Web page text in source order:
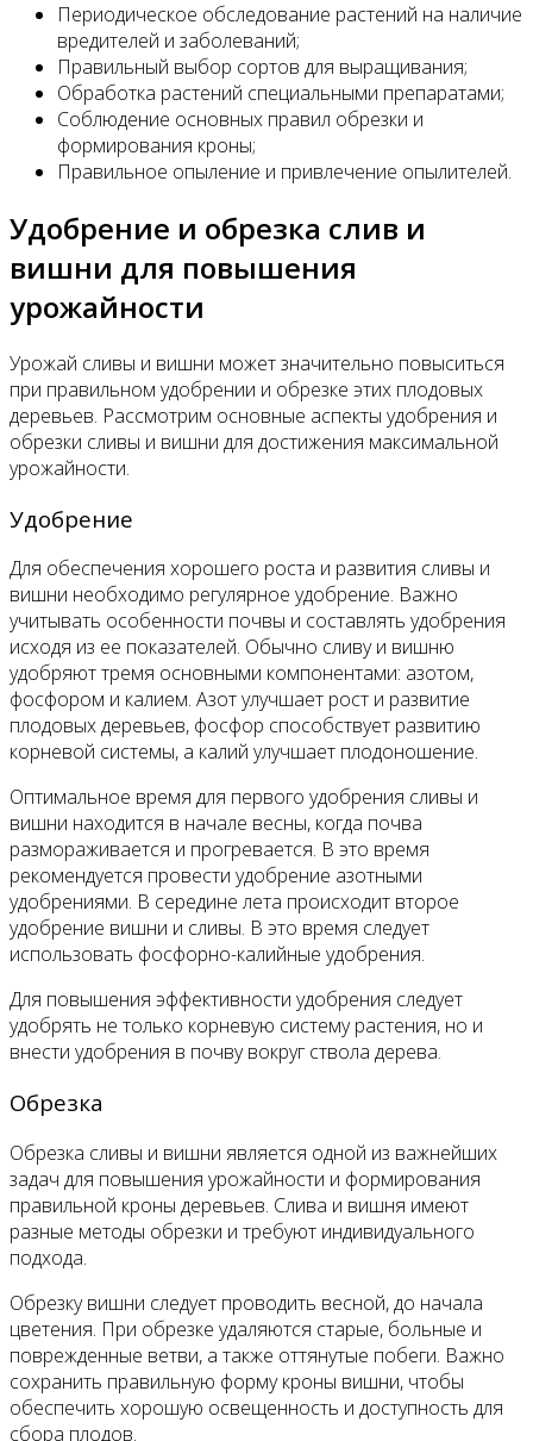
Периодическое обследование растений на наличие
вредителей и заболеваний;
Правильный выбор сортов для выращивания;
Обработка растений специальными препаратами;
Соблюдение основных правил обрезки и
формирования кроны;
Правильное опыление и привлечение опылителей.
Удобрение и обрезка слив и
вишни для повышения
урожайности
Урожай сливы и вишни может значительно повыситься
при правильном удобрении и обрезке этих плодовых
деревьев. Рассмотрим основные аспекты удобрения и
обрезки сливы и вишни для достижения максимальной
урожайности.
Удобрение
Для обеспечения хорошего роста и развития сливы и
вишни необходимо регулярное удобрение. Важно
учитывать особенности почвы и составлять удобрения
исходя из ее показателей. Обычно сливу и вишню
удобряют тремя основными компонентами: азотом,
фосфором и калием. Азот улучшает рост и развитие
плодовых деревьев, фосфор способствует развитию
корневой системы, а калий улучшает плодоношение.
Оптимальное время для первого удобрения сливы и
вишни находится в начале весны, когда почва
размораживается и прогревается. В это время
рекомендуется провести удобрение азотными
удобрениями. В середине лета происходит второе
удобрение вишни и сливы. В это время следует
использовать фосфорно-калийные удобрения.
Для повышения эффективности удобрения следует
удобрять не только корневую систему растения, но и
внести удобрения в почву вокруг ствола дерева.
Обрезка
Обрезка сливы и вишни является одной из важнейших
задач для повышения урожайности и формирования
правильной кроны деревьев. Слива и вишня имеют
разные методы обрезки и требуют индивидуального
подхода.
Обрезку вишни следует проводить весной, до начала
цветения. При обрезке удаляются старые, больные и
поврежденные ветви, а также оттянутые побеги. Важно
сохранить правильную форму кроны вишни, чтобы
обеспечить хорошую освещенность и доступность для
сбора плодов.